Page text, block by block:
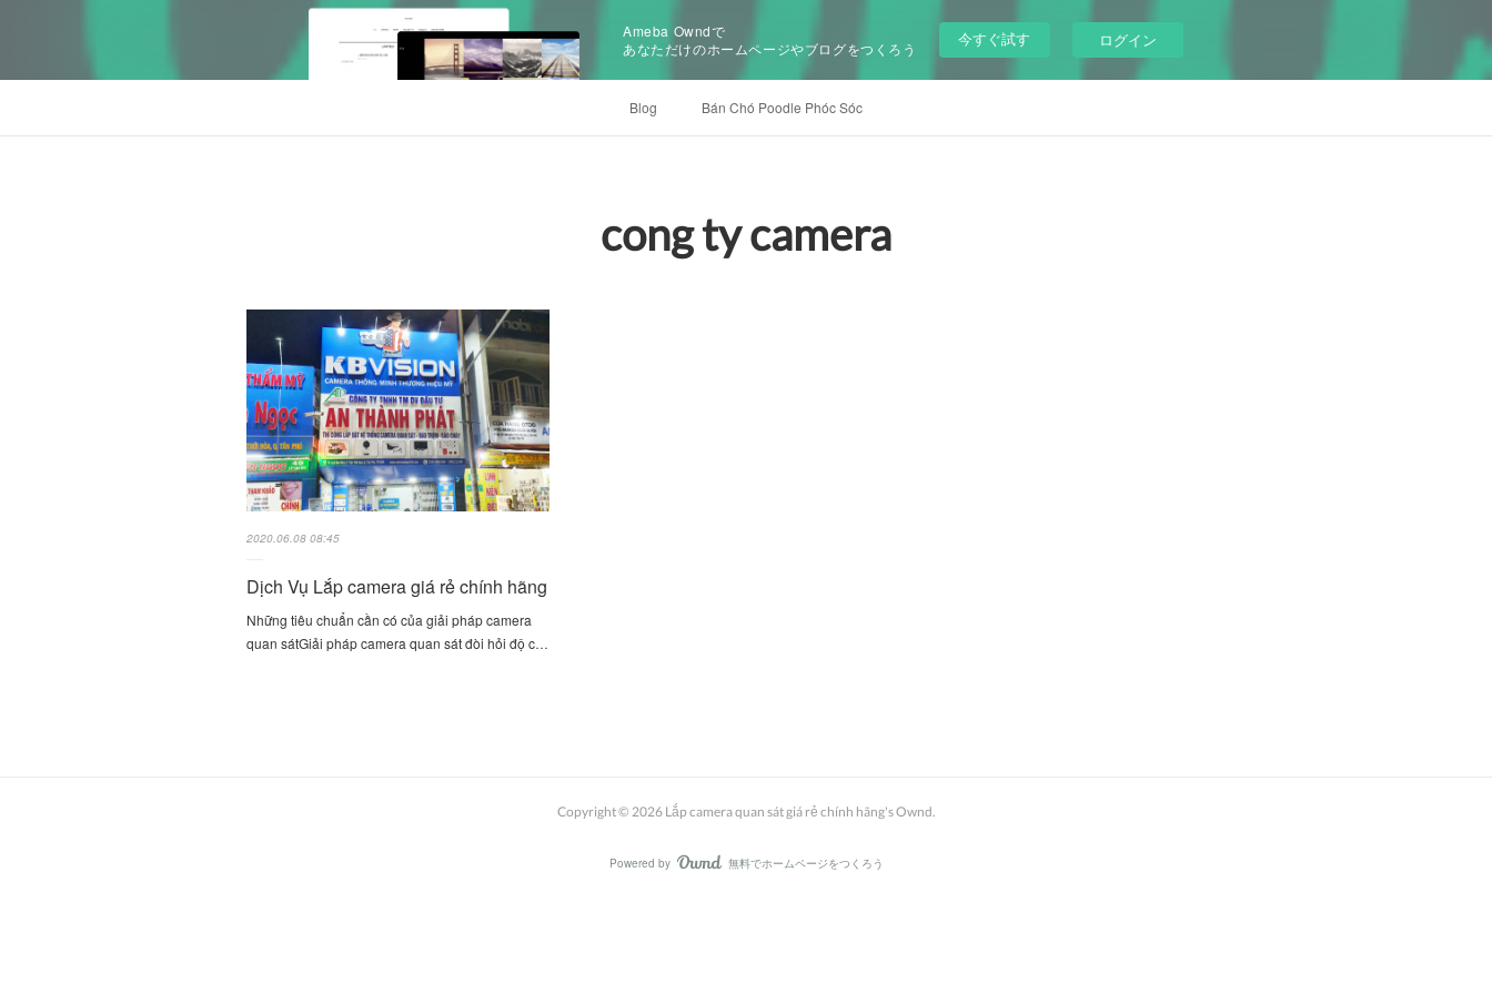
Ameba Owndで
あなただけのホームページやブログをつくろう
今すぐ試す ログイン
Blog Bán Chó Poodle Phóc Sóc
cong ty camera
2020.06.08 08:45
Dịch Vụ Lắp camera giá rẻ chính hãng
Những tiêu chuẩn cần có của giải pháp camera
quan sátGiải pháp camera quan sát đòi hỏi độ c…
Copyright © 2026 Lắp camera quan sát giá rẻ chính hãng's Ownd.
Powered by AmebaOwnd
無料でホームページをつくろう